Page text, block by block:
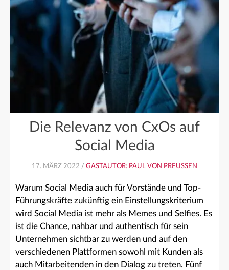
Die Relevanz von CxOs auf
Social Media
17. MÄRZ 2022 / GASTAUTOR: PAUL VON PREUSSEN
Warum Social Media auch für Vorstände und Top-
Führungskräfte zukünftig ein Einstellungskriterium
wird Social Media ist mehr als Memes und Selfies. Es
ist die Chance, nahbar und authentisch für sein
Unternehmen sichtbar zu werden und auf den
verschiedenen Plattformen sowohl mit Kunden als
auch Mitarbeitenden in den Dialog zu treten. Fünf